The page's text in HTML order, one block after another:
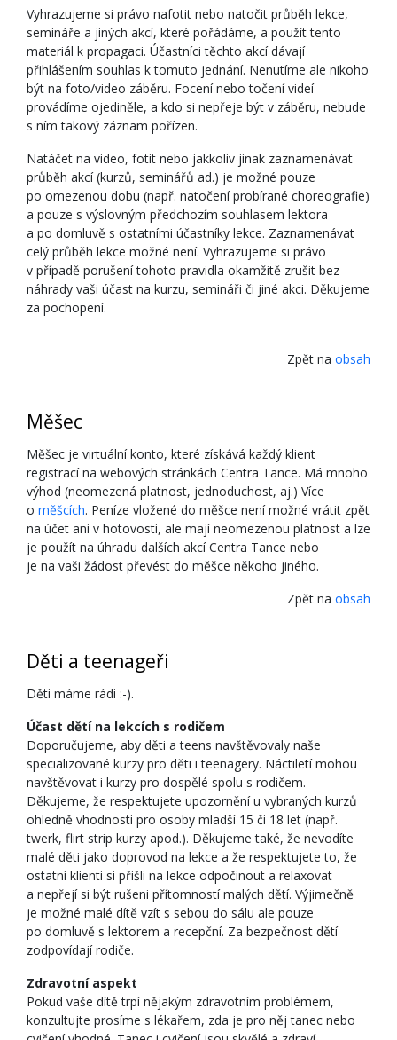
Vyhrazujeme si právo nafotit nebo natočit průběh lekce,
semináře a jiných akcí, které pořádáme, a použít tento
materiál k propagaci. Účastníci těchto akcí dávají
přihlášením souhlas k tomuto jednání. Nenutíme ale nikoho
být na foto/video záběru. Focení nebo točení videí
provádíme ojediněle, a kdo si nepřeje být v záběru, nebude
s ním takový záznam pořízen.
Natáčet na video, fotit nebo jakkoliv jinak zaznamenávat
průběh akcí (kurzů, seminářů ad.) je možné pouze
po omezenou dobu (např. natočení probírané choreografie)
a pouze s výslovným předchozím souhlasem lektora
a po domluvě s ostatními účastníky lekce. Zaznamenávat
celý průběh lekce možné není. Vyhrazujeme si právo
v případě porušení tohoto pravidla okamžitě zrušit bez
náhrady vaši účast na kurzu, semináři či jiné akci. Děkujeme
za pochopení.
Zpět na obsah
Měšec
Měšec je virtuální konto, které získává každý klient
registrací na webových stránkách Centra Tance. Má mnoho
výhod (neomezená platnost, jednoduchost, aj.) Více
o měšcích. Peníze vložené do měšce není možné vrátit zpět
na účet ani v hotovosti, ale mají neomezenou platnost a lze
je použít na úhradu dalších akcí Centra Tance nebo
je na vaši žádost převést do měšce někoho jiného.
Zpět na obsah
Děti a teenageři
Děti máme rádi :-).
Účast dětí na lekcích s rodičem
Doporučujeme, aby děti a teens navštěvovaly naše
specializované kurzy pro děti i teenagery. Náctiletí mohou
navštěvovat i kurzy pro dospělé spolu s rodičem.
Děkujeme, že respektujete upozornění u vybraných kurzů
ohledně vhodnosti pro osoby mladší 15 či 18 let (např.
twerk, flirt strip kurzy apod.). Děkujeme také, že nevodíte
malé děti jako doprovod na lekce a že respektujete to, že
ostatní klienti si přišli na lekce odpočinout a relaxovat
a nepřejí si být rušeni přítomností malých dětí. Výjimečně
je možné malé dítě vzít s sebou do sálu ale pouze
po domluvě s lektorem a recepční. Za bezpečnost dětí
zodpovídají rodiče.
Zdravotní aspekt
Pokud vaše dítě trpí nějakým zdravotním problémem,
konzultujte prosíme s lékařem, zda je pro něj tanec nebo